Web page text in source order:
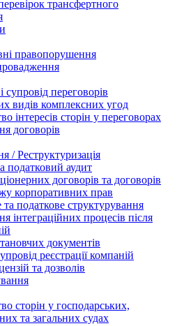
трансфертного
правопорушення
супровід переговорів
видів комплексних угод
інтересів сторін у переговорах
договорів
/ Реструктуризація
аудит
договорів та договорів
корпоративних прав
податкове структурування
інтеграційних процесів після
документів
реєстрації компаній
та дозволів
сторін у господарських,
та загальних судах